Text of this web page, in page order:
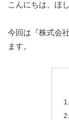
こんにちは、ほし
今回は『株式会
ます。